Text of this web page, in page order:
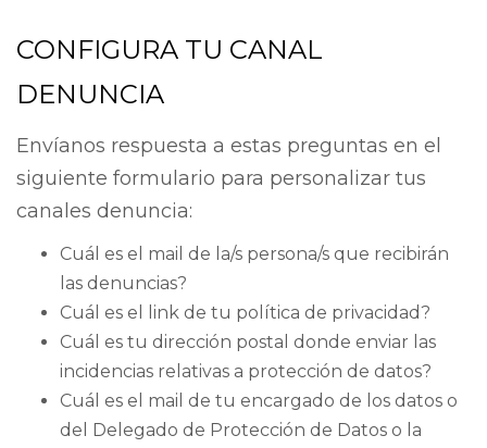
CONFIGURA TU CANAL
DENUNCIA
Envíanos respuesta a estas preguntas en el
siguiente formulario para personalizar tus
canales denuncia:
Cuál es el mail de la/s persona/s que recibirán
las denuncias?
Cuál es el link de tu política de privacidad?
Cuál es tu dirección postal donde enviar las
incidencias relativas a protección de datos?
Cuál es el mail de tu encargado de los datos o
del Delegado de Protección de Datos o la